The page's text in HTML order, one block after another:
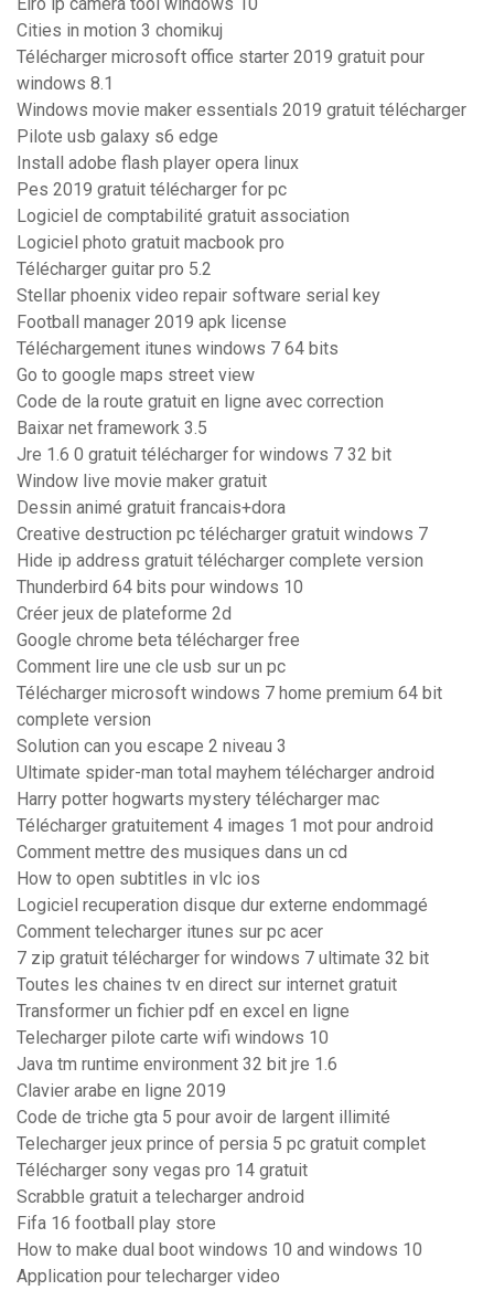
Elro ip camera tool windows 10
Cities in motion 3 chomikuj
Télécharger microsoft office starter 2019 gratuit pour
windows 8.1
Windows movie maker essentials 2019 gratuit télécharger
Pilote usb galaxy s6 edge
Install adobe flash player opera linux
Pes 2019 gratuit télécharger for pc
Logiciel de comptabilité gratuit association
Logiciel photo gratuit macbook pro
Télécharger guitar pro 5.2
Stellar phoenix video repair software serial key
Football manager 2019 apk license
Téléchargement itunes windows 7 64 bits
Go to google maps street view
Code de la route gratuit en ligne avec correction
Baixar net framework 3.5
Jre 1.6 0 gratuit télécharger for windows 7 32 bit
Window live movie maker gratuit
Dessin animé gratuit francais+dora
Creative destruction pc télécharger gratuit windows 7
Hide ip address gratuit télécharger complete version
Thunderbird 64 bits pour windows 10
Créer jeux de plateforme 2d
Google chrome beta télécharger free
Comment lire une cle usb sur un pc
Télécharger microsoft windows 7 home premium 64 bit
complete version
Solution can you escape 2 niveau 3
Ultimate spider-man total mayhem télécharger android
Harry potter hogwarts mystery télécharger mac
Télécharger gratuitement 4 images 1 mot pour android
Comment mettre des musiques dans un cd
How to open subtitles in vlc ios
Logiciel recuperation disque dur externe endommagé
Comment telecharger itunes sur pc acer
7 zip gratuit télécharger for windows 7 ultimate 32 bit
Toutes les chaines tv en direct sur internet gratuit
Transformer un fichier pdf en excel en ligne
Telecharger pilote carte wifi windows 10
Java tm runtime environment 32 bit jre 1.6
Clavier arabe en ligne 2019
Code de triche gta 5 pour avoir de largent illimité
Telecharger jeux prince of persia 5 pc gratuit complet
Télécharger sony vegas pro 14 gratuit
Scrabble gratuit a telecharger android
Fifa 16 football play store
How to make dual boot windows 10 and windows 10
Application pour telecharger video